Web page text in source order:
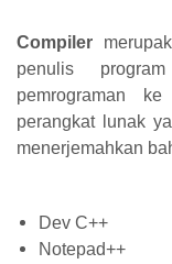
Compiler
penulis
pemrograman
perangkat lunak
menerjemahkan
Dev C++
Notepad++